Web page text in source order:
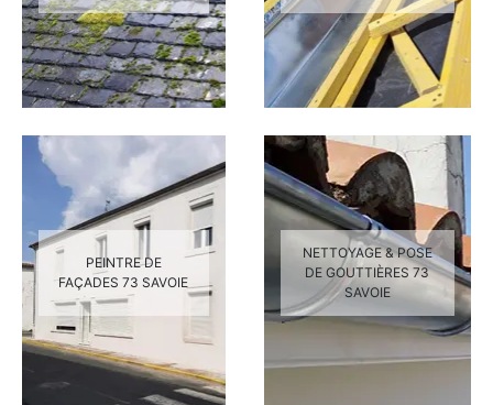
PEINTRE DE
FAÇADES 73 SAVOIE
NETTOYAGE & POSE
DE GOUTTIÈRES 73
SAVOIE